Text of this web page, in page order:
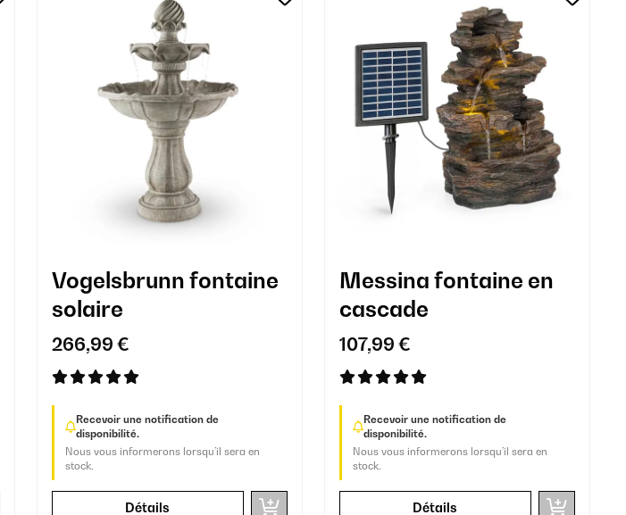
Vogelsbrunn fontaine
solaire
266,99 €
Recevoir une notification de
disponibilité.
Nous vous informerons lorsqu’il sera en
stock.
Détails
Messina fontaine en
cascade
107,99 €
Recevoir une notification de
disponibilité.
Nous vous informerons lorsqu’il sera en
stock.
Détails